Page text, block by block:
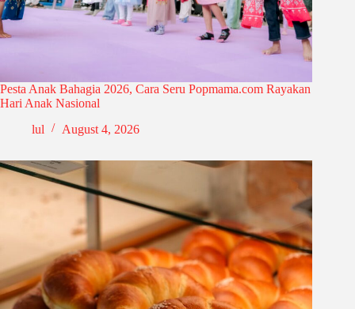
Pesta Anak Bahagia 2026, Cara Seru Popmama.com Rayakan
Hari Anak Nasional
lul
August 4, 2026